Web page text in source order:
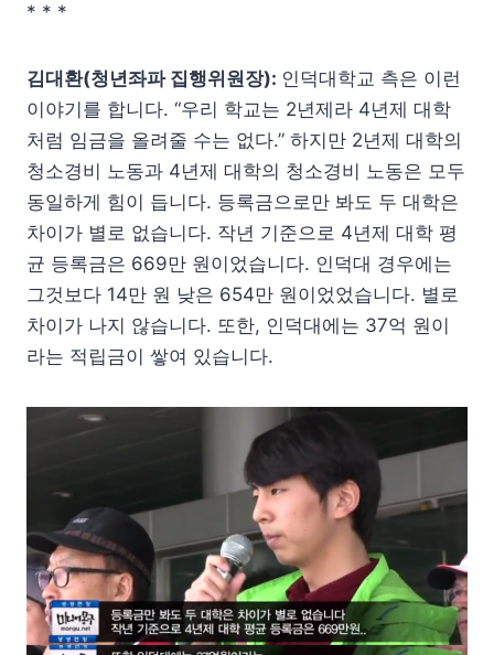
* * *
김대환(청년좌파 집행위원장): 인덕대학교 측은 이런
이야기를 합니다. “우리 학교는 2년제라 4년제 대학
처럼 임금을 올려줄 수는 없다.” 하지만 2년제 대학의
청소경비 노동과 4년제 대학의 청소경비 노동은 모두
동일하게 힘이 듭니다. 등록금으로만 봐도 두 대학은
차이가 별로 없습니다. 작년 기준으로 4년제 대학 평
균 등록금은 669만 원이었습니다. 인덕대 경우에는
그것보다 14만 원 낮은 654만 원이었었습니다. 별로
차이가 나지 않습니다. 또한, 인덕대에는 37억 원이
라는 적립금이 쌓여 있습니다.